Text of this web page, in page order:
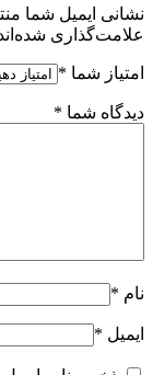
نشانی ایمیل شما
علامت‌گذاری
امتیاز شما *
دیدگاه شما *
نام *
ایمیل *